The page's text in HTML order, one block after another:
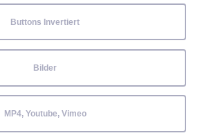
Buttons Invertiert
Bilder
MP4, Youtube, Vimeo